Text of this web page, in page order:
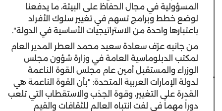
المسؤولية في مجال الحفاظ على البيئة، ما يدفعنا
لوضع خطط وبرامج تسهم في تغيير سلوك الأفراد
باعتبارها واحدة من الاستراتيجيات الأساسية في الدولة".
من جانبه عرّف سعادة سعيد محمد العطر المدير العام
لمكتب الدبلوماسية العامة في وزارة شؤون مجلس
الوزراء والمستقبل أمين عام مجلس القوة الناعمة
لدولة الإمارات العربية المتحدة: "بأن القوة الناعمة هي
القدرة على التغيير، وقوة الجذب والاستقطاب التي تلعب
دوراً مهماً في لفت انتباه العالم للثقافات والقيم